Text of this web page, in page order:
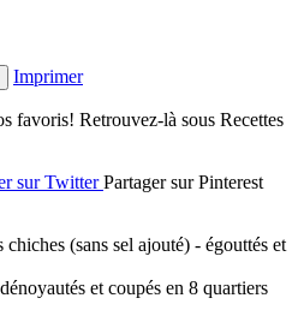
Imprimer
favoris! Retrouvez-là sous Recettes
sur Twitter Partager sur Pinterest
(sans sel ajouté) - égouttés et
et coupés en 8 quartiers